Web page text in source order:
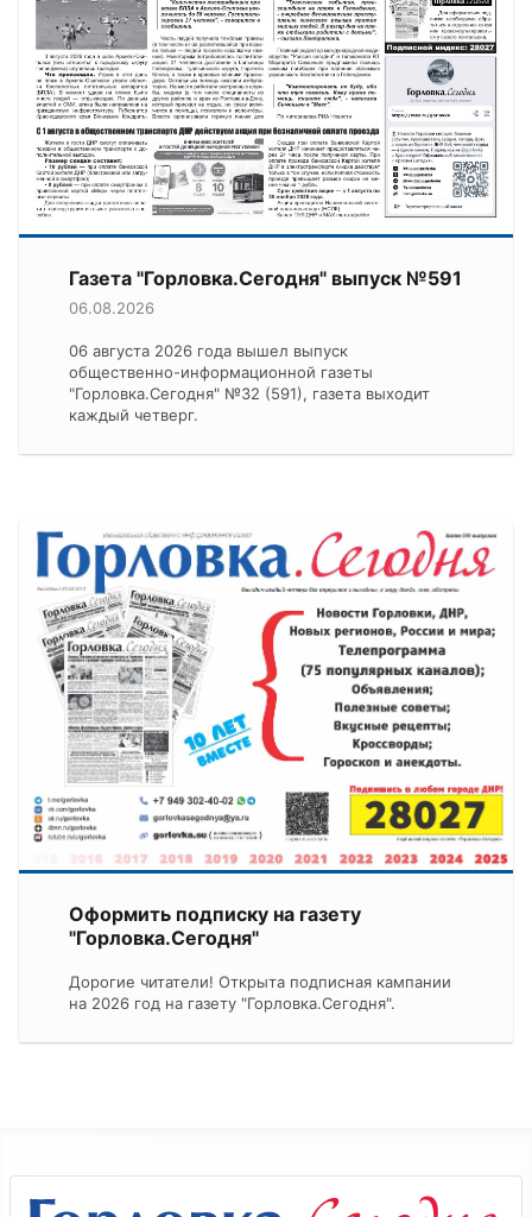
Газета "Горловка.Сегодня" выпуск №591
06.08.2026
06 августа 2026 года вышел выпуск
общественно-информационной газеты
"Горловка.Сегодня" №32 (591), газета выходит
каждый четверг.
Оформить подписку на газету
"Горловка.Сегодня"
Дорогие читатели! Открыта подписная кампании
на 2026 год на газету "Горловка.Сегодня".